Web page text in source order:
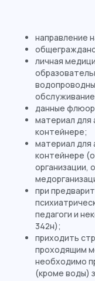
направление
личная
данные
материал для
контейнере;
материал для
контейнере
организации,
при
педагоги и
342н);
приходить
проходящим
необходимо
(кроме воды)
Вы можете
8
г. Калининград,
д. 83А-83Д
г. Калининград, ул.
.........................
8 (4012) 988-377
Адреса филиалов:
Телефон: